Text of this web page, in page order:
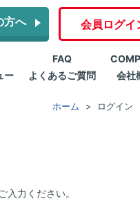
方へ 会員ログイ
ー
FAQ
よくあるご質問
会社
ホーム ログイン
力ください。